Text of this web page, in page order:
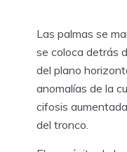
Las palmas se
se coloca detrás
del plano
anomalías de la
cifosis
del tronco.